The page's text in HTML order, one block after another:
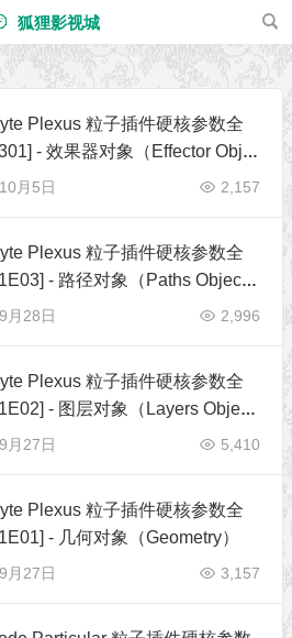
狐狸影视城
Plexus 粒子插件硬核参数全
- 效果器对象（Effector Obje
月5日 2,157
Plexus 粒子插件硬核参数全
- 路径对象（Paths Objec
月28日 2,996
Plexus 粒子插件硬核参数全
- 图层对象（Layers Objec
月27日 5,410
Plexus 粒子插件硬核参数全
- 几何对象（Geometry）
月27日 3,157